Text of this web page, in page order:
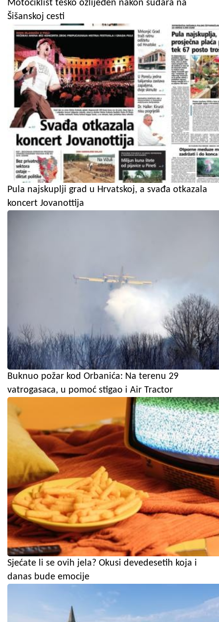
Motociklist teško ozlijeđen nakon sudara na
Šišanskoj cesti
Pula najskuplji grad u Hrvatskoj, a svađa otkazala
koncert Jovanottija
Buknuo požar kod Orbanića: Na terenu 29
vatrogasaca, u pomoć stigao i Air Tractor
Sjećate li se ovih jela? Okusi devedesetih koja i
danas bude emocije